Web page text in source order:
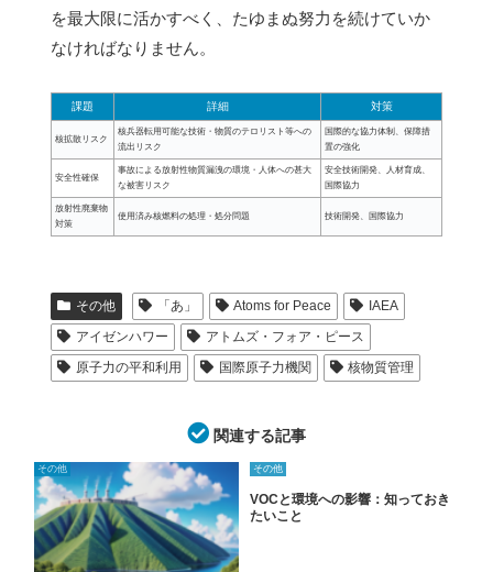
を最大限に活かすべく、たゆまぬ努力を続けていか
なければなりません。
課題 詳細 対策
核拡散リスク
核兵器転用可能な技術・物質のテロリスト等への
流出リスク
国際的な協力体制、保障措
置の強化
安全性確保
事故による放射性物質漏洩の環境・人体への甚大
な被害リスク
安全技術開発、人材育成、
国際協力
放射性廃棄物
対策
使用済み核燃料の処理・処分問題 技術開発、国際協力
その他 「あ」 Atoms for Peace
IAEA
アイゼンハワー
アトムズ・フォア・ピース
原子力の平和利用
国際原子力機関 核物質管理
関連する記事
その他 その他
VOCと環境への影響：知っておき
たいこと